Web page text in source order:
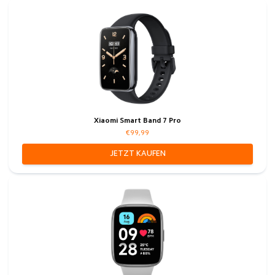
Xiaomi Smart Band 7 Pro
€99,99
JETZT KAUFEN